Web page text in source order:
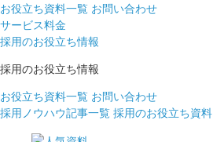
お役立ち資料一覧 お問い合わせ
サービス料金
採用のお役立ち情報
採用のお役立ち情報
お役立ち資料一覧 お問い合わせ
採用ノウハウ記事一覧 採用のお役立ち資料